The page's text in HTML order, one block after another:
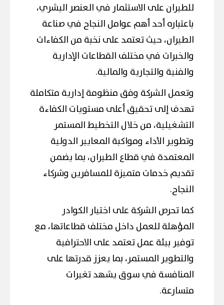
للطيران على الاستثمار في العنصر البشري،
باعتباره أحد أهم عوامل النجاح في صناعة
الطيران، حيث تعتمد على نخبة من الكفاءات
والخبرات في مختلف القطاعات الإدارية
والفنية والتجارية والمالية.
وتعمل الشركة وفق منظومة إدارية متكاملة
تهدف إلى تحقيق أعلى مستويات الكفاءة
التشغيلية، من خلال التخطيط المستمر
وتطوير الأداء ومواكبة المعايير الدولية
المعتمدة في قطاع الطيران، بما يضمن
تقديم خدمات متميزة للمسافرين وشركاء
النجاح.
كما تحرص الشركة على اختيار الكوادر
المؤهلة للعمل داخل مختلف قطاعاتها، مع
توفير بيئة عمل تعتمد على الاحترافية
والتطوير المستمر، بما يعزز قدرتها على
المنافسة في سوق يشهد تغيرات
متسارعة.